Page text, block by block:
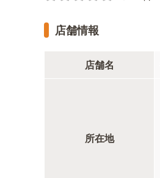
店舗情報
店舗名
所在地